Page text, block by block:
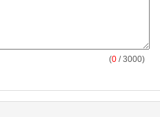
(0 / 3000)